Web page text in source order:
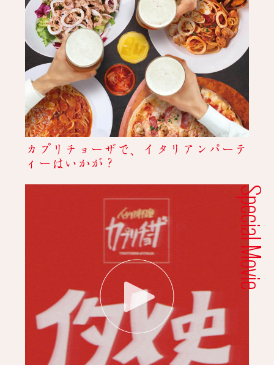
カプリチョーザで、イタリアンパーテ
ィーはいかが？
Special Movie